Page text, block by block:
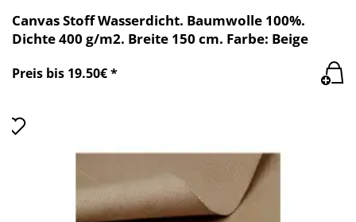
Canvas Stoff Wasserdicht. Baumwolle 100%.
Dichte 400 g/m2. Breite 150 cm. Farbe: Beige
Preis bis 19.50€ *